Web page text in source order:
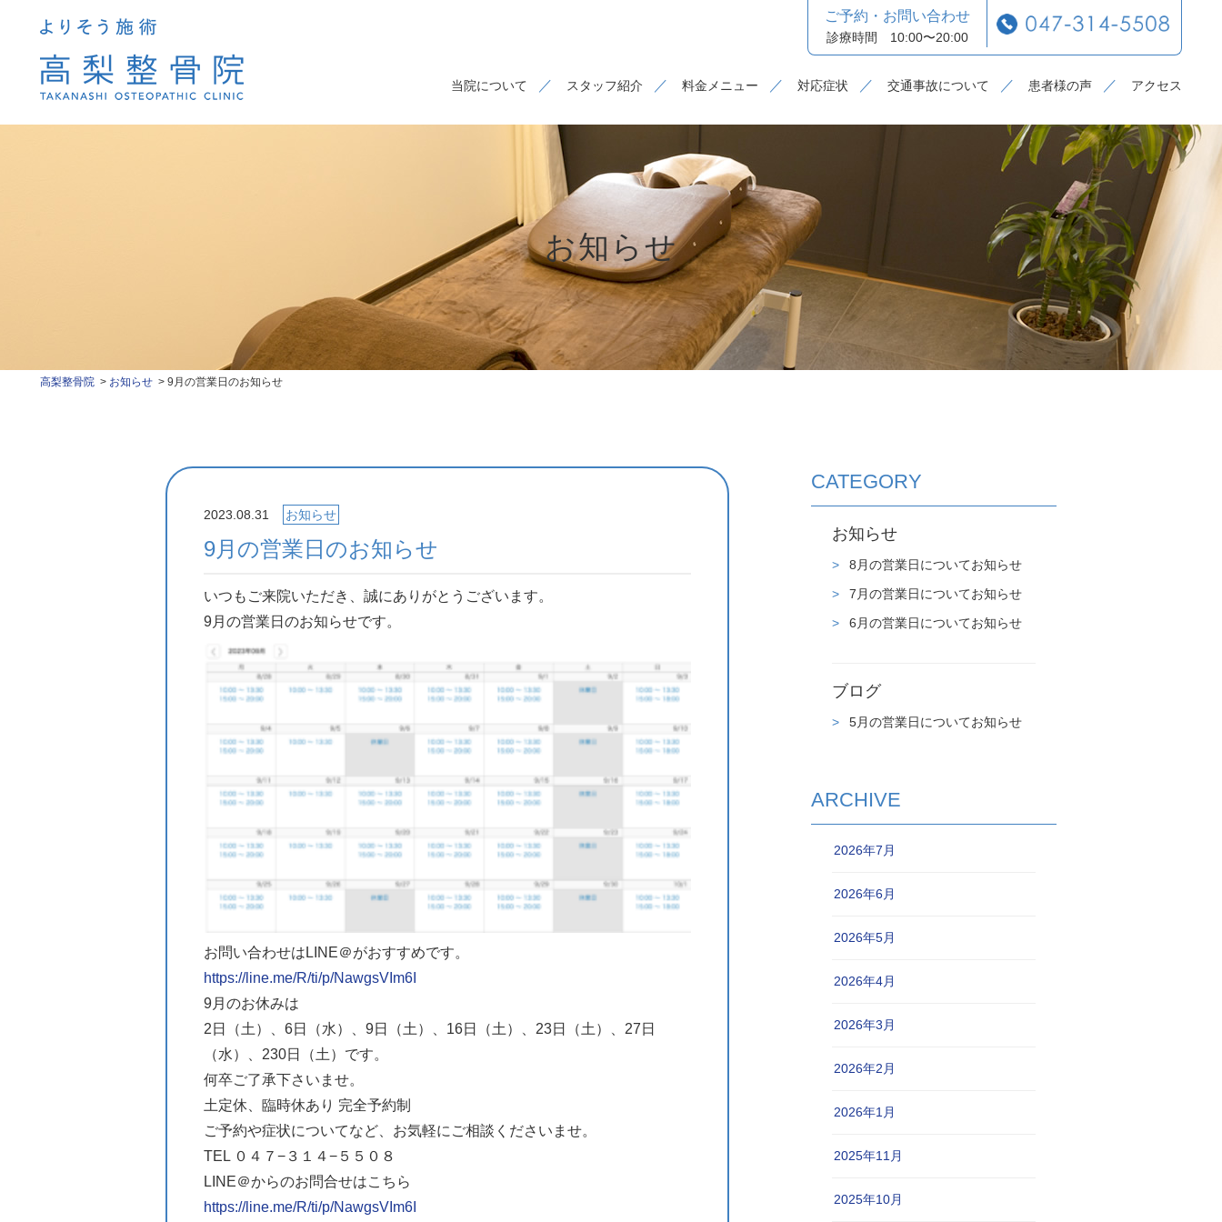
ご予約・お問い合わせ
診療時間 10:00〜20:00
当院について スタッフ紹介 料金メニュー 対応症状 交通事故について 患者様の声 アクセス
お知らせ
高梨整骨院 お知らせ 9月の営業日のお知らせ
2023.08.31 お知らせ
9月の営業日のお知らせ
いつもご来院いただき、誠にありがとうございます。
9月の営業日のお知らせです。
お問い合わせはLINE＠がおすすめです。
https://line.me/R/ti/p/NawgsVIm6I
9月のお休みは
2日（土）、6日（水）、9日（土）、16日（土）、23日（土）、27日
（水）、230日（土）です。
何卒ご了承下さいませ。
土定休、臨時休あり 完全予約制
ご予約や症状についてなど、お気軽にご相談くださいませ。
TEL ０４７−３１４−５５０８
LINE＠からのお問合せはこちら
https://line.me/R/ti/p/NawgsVIm6I
CATEGORY
お知らせ
8月の営業日についてお知らせ
7月の営業日についてお知らせ
6月の営業日についてお知らせ
ブログ
5月の営業日についてお知らせ
ARCHIVE
2026年7月
2026年6月
2026年5月
2026年4月
2026年3月
2026年2月
2026年1月
2025年11月
2025年10月